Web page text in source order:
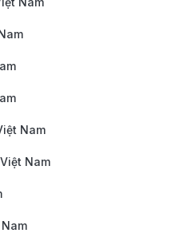
và tiết kiệm từ Nha Trang
một số kinh nghiệm sau:
biệt là vào các dịp lễ
tại Indonesia.
khuyến mãi:
Airlines, VietJet Air và
Nam
Nam